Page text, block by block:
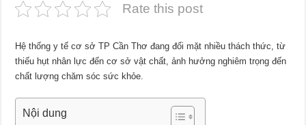
Rate this post
Hệ thống y tế cơ sở TP Cần Thơ đang đối mặt nhiều thách thức, từ
thiếu hụt nhân lực đến cơ sở vật chất, ảnh hưởng nghiêm trọng đến
chất lượng chăm sóc sức khỏe.
Nội dung